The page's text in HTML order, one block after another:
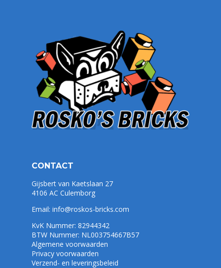
CONTACT
Gijsbert van Kaetslaan 27
4106 AC Culemborg
Email: info@roskos-bricks.com
KvK Nummer: 82944342
BTW Nummer: NL003754667B57
Algemene voorwaarden
Privacy voorwaarden
Verzend- en leveringsbeleid